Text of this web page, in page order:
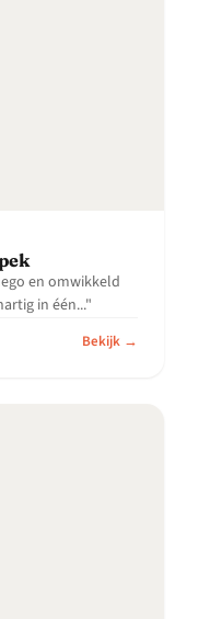
en omwikkeld
in één..."
Bekijk →